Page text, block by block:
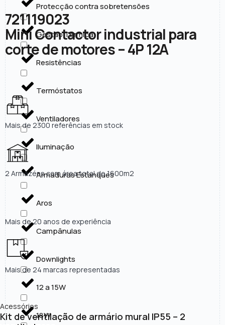
Protecção contra sobretensões
Gestão Térmica
Resistências
Termóstatos
Ventiladores
Iluminação
Armaduras Estanques
Aros
Campânulas
Downlights
12 a 15W
18W
721119023
Mini Contactor industrial para
corte de motores – 4P 12A
Mais de 2300 referências em stock
2 Armazéns com área total de 1600m2
Mais de 20 anos de experiência
Mais de 24 marcas representadas
Acessórios
Kit de ventilação de armário mural IP55 – 2